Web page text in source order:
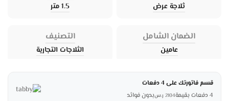
ثلاجة عرض 1.5 متر
الضمان الشامل
عامين
التصنيف
الثلاجات التجارية
قسم فاتورتك على 4 دفعات
4 دفعات بقيمة
2104 ر.سبدون فوائد